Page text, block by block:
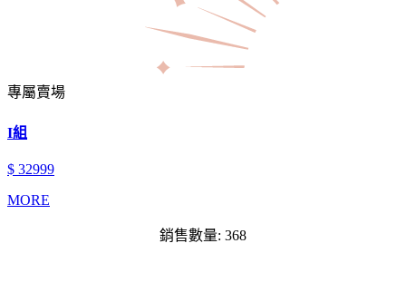
專屬賣場
I組
$ 32999
MORE
銷售數量: 368